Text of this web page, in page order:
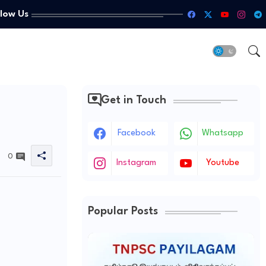
Us
0
Get in Touch
Facebook Whatsapp
Instagram Youtube
Popular Posts